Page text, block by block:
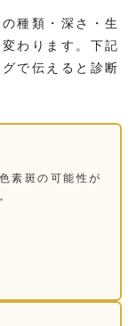
種類・深さ・生
わります。下記
で伝えると診断
素斑の可能性が